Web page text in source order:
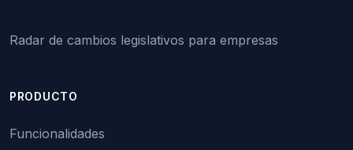
Radar de cambios legislativos para empresas
PRODUCTO
Funcionalidades